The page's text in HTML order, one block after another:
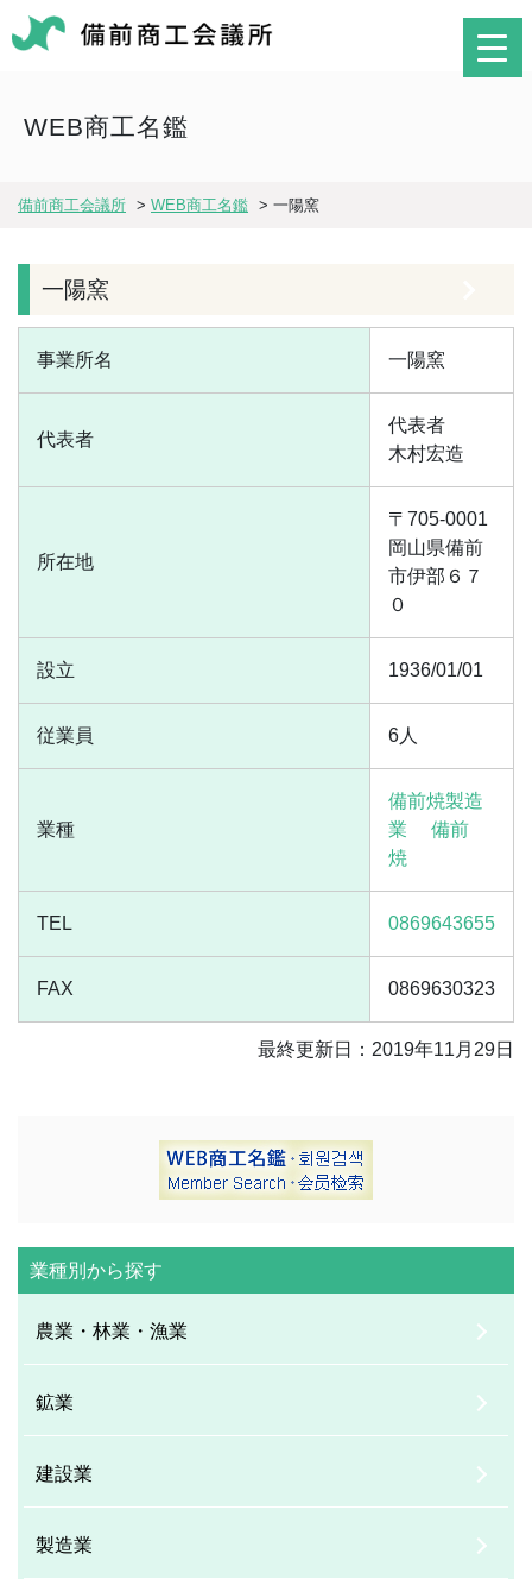
WEB商工名鑑
備前商工会議所 > WEB商工名鑑 > 一陽窯
一陽窯
事業所名 一陽窯
代表者
代表者
木村宏造
所在地
〒705-0001
岡山県備前
市伊部６７
０
設立 1936/01/01
従業員 6人
業種
備前焼製造
業
備前
焼
TEL 0869643655
FAX 0869630323
最終更新日：2019年11月29日
業種別から探す
農業・林業・漁業
鉱業
建設業
製造業